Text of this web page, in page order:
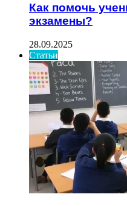
Как помочь
экзамены?
28.09.2025
Статьи